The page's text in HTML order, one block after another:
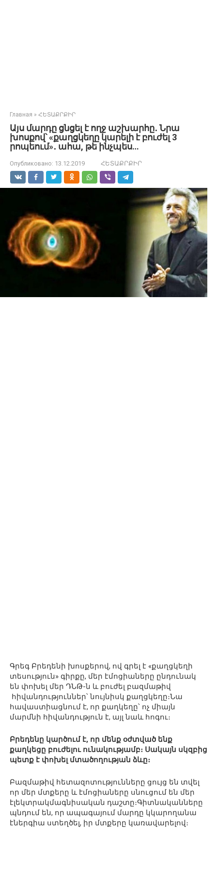
Главная » ՀԵՏԱՔՐՔԻՐ
Այս մարդը ցնցել է ողջ աշխարհը․ Նրա
խոսքով՝ «քաղցկեղը կարելի է բուժել 3
րոպեում»․ ահա, թե ինչպես…
Опубликовано: 13.12.2019 ՀԵՏԱՔՐՔԻՐ
Գրեգ Բրեդենի խոսքերով, ով գրել է «քաղցկեղի
տեսություն» գիրքը, մեր էմոցիաները ընդունակ
են փոխել մեր ԴՆԹ-ն և բուժել բազմաթիվ
հիվանդություններ՝ նույնիսկ քաղցկեղը։Նա
հավաստիացնում է, որ քաղկեղը՝ ոչ միայն
մարմնի հիվանդություն է, այլ նաև հոգու։
Բրեդենը կարծում է, որ մենք օժտված ենք
քաղկեցը բուժելու ունակությամբ։ Սակայն սկզբից
պետք է փոխել մտածողության ձևը։
Բազմաթիվ հետազոտությունները ցույց են տվել
որ մեր մտքերը և էմոցիաները սնուցում են մեր
էլեկտրակմագնիսական դաշտը։Գիտնականները
պնդում են, որ ապագայում մարդը կկարողանա
էներգիա ստեղծել, իր մտքերը կառավարելով։